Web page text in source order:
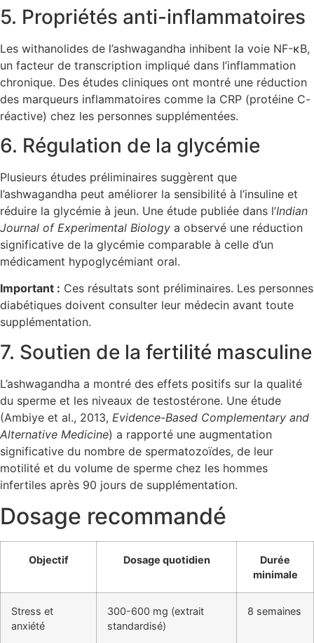
5. Propriétés anti-inflammatoires
Les withanolides de l’ashwagandha inhibent la voie NF-κB,
un facteur de transcription impliqué dans l’inflammation
chronique. Des études cliniques ont montré une réduction
des marqueurs inflammatoires comme la CRP (protéine C-
réactive) chez les personnes supplémentées.
6. Régulation de la glycémie
Plusieurs études préliminaires suggèrent que
l’ashwagandha peut améliorer la sensibilité à l’insuline et
réduire la glycémie à jeun. Une étude publiée dans l’Indian
Journal of Experimental Biology a observé une réduction
significative de la glycémie comparable à celle d’un
médicament hypoglycémiant oral.
Important : Ces résultats sont préliminaires. Les personnes
diabétiques doivent consulter leur médecin avant toute
supplémentation.
7. Soutien de la fertilité masculine
L’ashwagandha a montré des effets positifs sur la qualité
du sperme et les niveaux de testostérone. Une étude
(Ambiye et al., 2013, Evidence-Based Complementary and
Alternative Medicine) a rapporté une augmentation
significative du nombre de spermatozoïdes, de leur
motilité et du volume de sperme chez les hommes
infertiles après 90 jours de supplémentation.
Dosage recommandé
Objectif Dosage quotidien
Durée
minimale
Stress et
anxiété
300-600 mg (extrait
standardisé)
8 semaines